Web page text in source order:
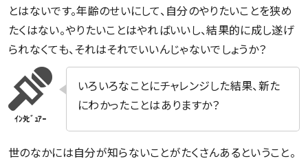
とはないです。年齢のせいにして、自分のやりたいことを狭め
たくはない。やりたいことはやればいいし、結果的に成し遂げ
られなくても、それはそれでいいんじゃないでしょうか？
いろいろなことにチャレンジした結果、新た
にわかったことはありますか？
世のなかには自分が知らないことがたくさんあるということ。